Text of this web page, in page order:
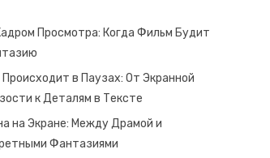
Просмотра: Когда Фильм Будит
в Паузах: От Экранной
к Деталям в Тексте
на Экране: Между Драмой и
Фантазиями